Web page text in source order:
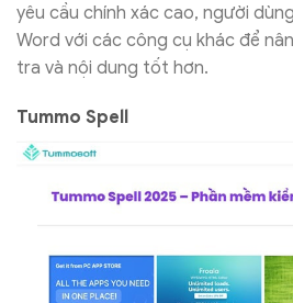
yêu cầu chính xác cao, người
Word với các công cụ khác để
tra và nội dung tốt hơn.
Tummo Spell